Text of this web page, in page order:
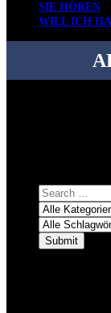
SIE HÖREN
WILL ICH